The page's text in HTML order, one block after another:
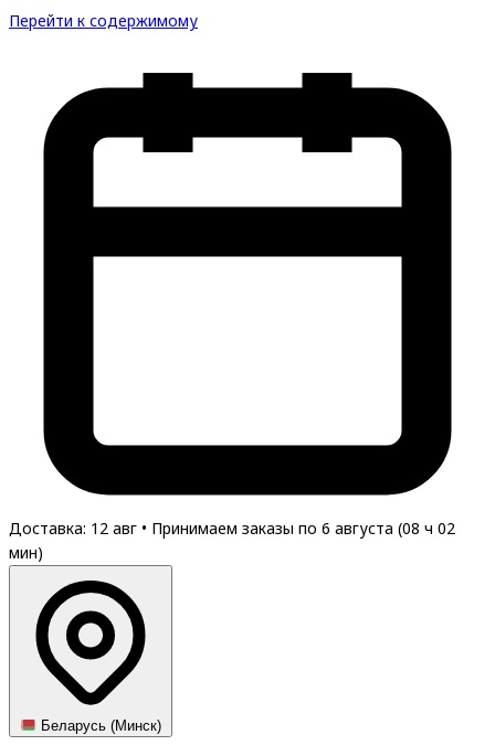
Перейти к содержимому
Доставка: 12 авг • Принимаем заказы по 6 августа (08 ч 02
мин)
Беларусь (Минск)